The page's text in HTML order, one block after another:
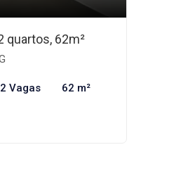
quartos, 62m²
2 Vagas 62 m²